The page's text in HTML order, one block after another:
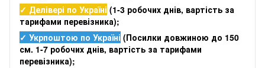
✓ Делівері по Україні (1-3 робочих днів, вартість за
тарифами перевізника);
✓ Укрпоштою по Україні (Посилки довжиною до 150
см. 1-7 робочих днів, вартість за тарифами
перевізника);